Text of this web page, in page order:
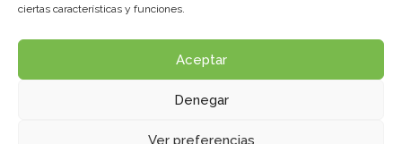
ciertas características y funciones.
Aceptar
Denegar
Ver preferencias
Click here to login